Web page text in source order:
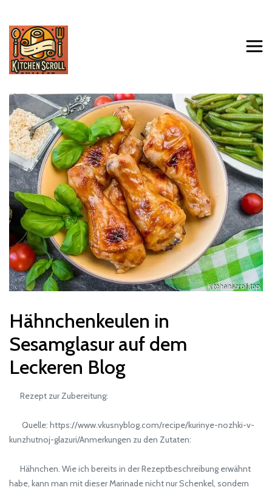
Hähnchenkeulen in
Sesamglasur auf dem
Leckeren Blog
Rezept zur Zubereitung:
Quelle: https://www.vkusnyblog.com/recipe/kurinye-nozhki-v-
kunzhutnoj-glazuri/Anmerkungen zu den Zutaten:
Hähnchen. Wie ich bereits in der Rezeptbeschreibung erwähnt
habe, kann man mit dieser Marinade nicht nur Schenkel, sondern